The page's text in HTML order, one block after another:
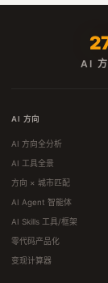
AI
AI 方向
AI 方向全分析
AI 工具全景
方向 × 城市匹配
AI Agent 智能体
AI Skills 工具/框架
零代码产品化
变现计算器